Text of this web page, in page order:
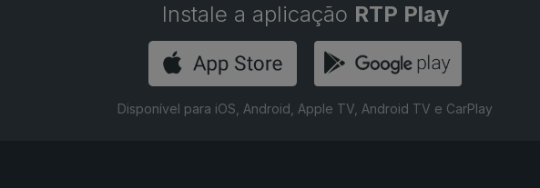
Instale a aplicação RTP Play
Disponível para iOS, Android, Apple TV, Android TV e CarPlay